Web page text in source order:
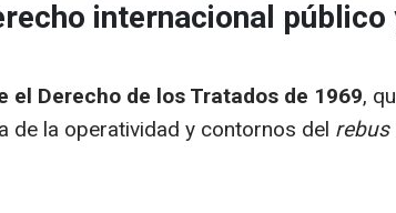
internacional
el Derecho de los Tratados de 1969,
de la operatividad y contornos del